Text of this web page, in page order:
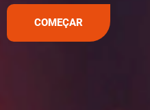
COMEÇAR